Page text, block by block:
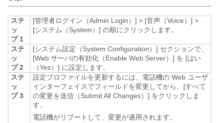
ステ
ッ
プ 1
[管理者ログイン（Admin Login）] > [音声（Voice）] >
[システム（System）] の順にクリックします。
ステ
ッ
プ 2
[システム設定（System Configuration）] セクションで、
[Web サーバの有効化（Enable Web Server）] を [はい
（Yes）] に設定します。
ステ
ッ
プ 3
設定プロファイルを更新するには、電話機の Web ユーザ
インターフェイスでフィールドを変更してから、[すべて
の変更を送信（Submit All Changes）] をクリックしま
す。
電話機がリブートして、変更が適用されます。